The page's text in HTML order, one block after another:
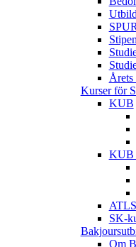
SPUR
Årets
Kurser för
KUB
KUB
SK-
Om